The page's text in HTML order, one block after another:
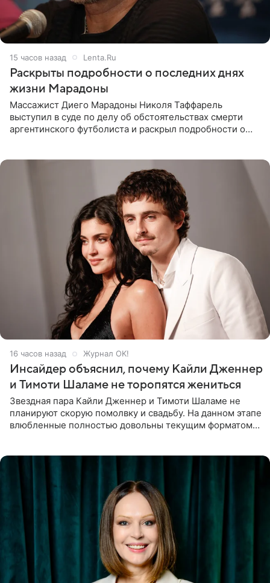
15 часов назад Lenta.Ru
Раскрыты подробности о последних днях
жизни Марадоны
Массажист Диего Марадоны Николя Таффарель
выступил в суде по делу об обстоятельствах смерти
аргентинского футболиста и раскрыл подробности о
16 часов назад Журнал OK!
Инсайдер объяснил, почему Кайли Дженнер
и Тимоти Шаламе не торопятся жениться
Звездная пара Кайли Дженнер и Тимоти Шаламе не
планируют скорую помолвку и свадьбу. На данном этапе
влюбленные полностью довольны текущим форматом